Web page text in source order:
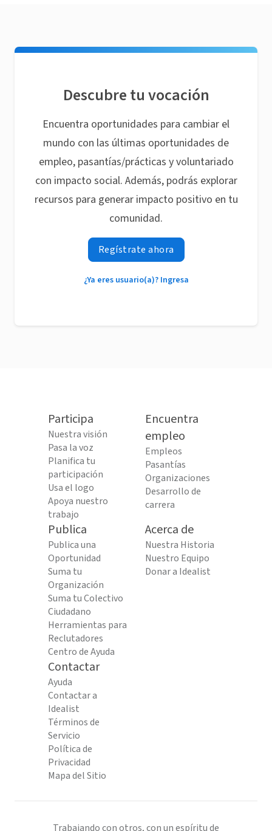
Descubre tu vocación
Encuentra oportunidades para cambiar el
mundo con las últimas oportunidades de
empleo, pasantías/prácticas y voluntariado
con impacto social. Además, podrás explorar
recursos para generar impacto positivo en tu
comunidad.
Regístrate ahora
¿Ya eres usuario(a)? Ingresa
Participa
Nuestra visión
Pasa la voz
Planifica tu
participación
Usa el logo
Apoya nuestro
trabajo
Encuentra
empleo
Empleos
Pasantías
Organizaciones
Desarrollo de
carrera
Publica
Publica una
Oportunidad
Suma tu
Organización
Suma tu Colectivo
Ciudadano
Herramientas para
Reclutadores
Centro de Ayuda
Acerca de
Nuestra Historia
Nuestro Equipo
Donar a Idealist
Contactar
Ayuda
Contactar a
Idealist
Términos de
Servicio
Política de
Privacidad
Mapa del Sitio
Trabajando con otros, con un espíritu de